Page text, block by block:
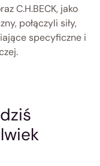
C.H.BECK, jako
połączyli siły,
specyficzne i